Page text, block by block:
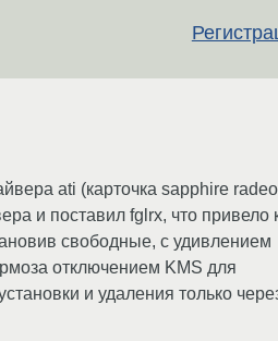
ati (карточка sapphire
и поставил fglrx, что привело
свободные, с удивлением
отключением KMS для
и удаления только